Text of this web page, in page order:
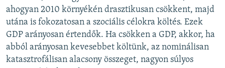
ahogyan 2010 környékén drasztikusan csökkent, majd
utána is fokozatosan a szociális célokra költés. Ezek
GDP arányosan értendők. Ha csökken a GDP, akkor, ha
abból arányosan kevesebbet költünk, az nominálisan
katasztrofálisan alacsony összeget, nagyon súlyos